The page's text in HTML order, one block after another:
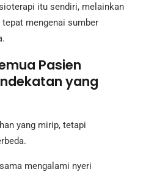
itu sendiri, melainkan
tepat mengenai sumber
Pasien
yang
yang mirip, tetapi
mengalami nyeri